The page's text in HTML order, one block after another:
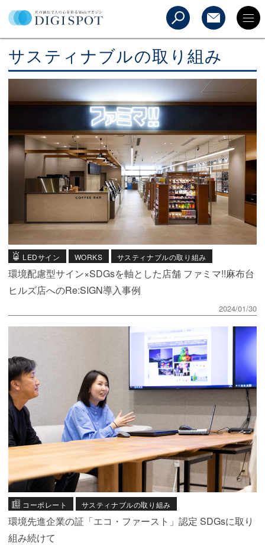
サスティナブルの取り組み
LEDサイン WORKS サスティナブルの取り組み
環境配慮型サイン×SDGsを軸とした店舗 ファミマ!!麻布台
ヒルズ店へのRe:SIGN導入事例
2024/01/30
コーポレート サスティナブルの取り組み
環境先進企業の証「エコ・ファースト」認定 SDGsに取り
組み続けて